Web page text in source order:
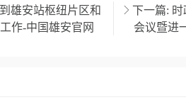
雄安站枢纽片区和
作-中国雄安官网
下一篇:
会议暨进